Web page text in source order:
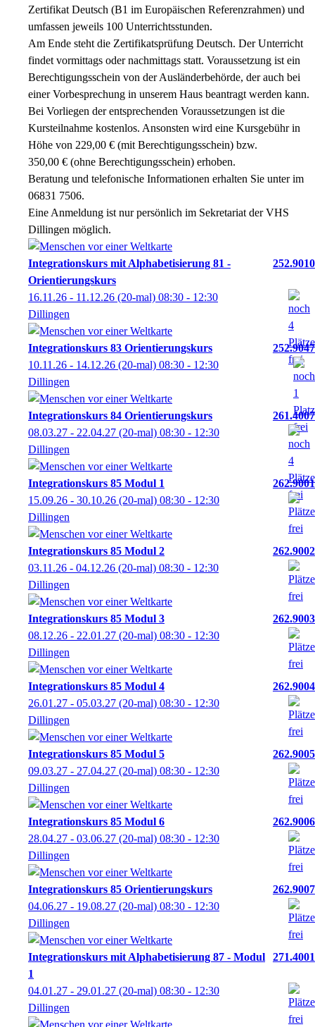
Zertifikat Deutsch (B1 im Europäischen Referenzrahmen) und
umfassen jeweils 100 Unterrichtsstunden.
Am Ende steht die Zertifikatsprüfung Deutsch. Der Unterricht
findet vormittags oder nachmittags statt. Voraussetzung ist ein
Berechtigungsschein von der Ausländerbehörde, der auch bei
einer Vorbesprechung in unserem Haus beantragt werden kann.
Bei Vorliegen der entsprechenden Voraussetzungen ist die
Kursteilnahme kostenlos. Ansonsten wird eine Kursgebühr in
Höhe von 229,00 € (mit Berechtigungsschein) bzw.
350,00 € (ohne Berechtigungsschein) erhoben.
Beratung und telefonische Informationen erhalten Sie unter im
06831 7506.
Eine Anmeldung ist nur persönlich im Sekretariat der VHS
Dillingen möglich.
Integrationskurs mit Alphabetisierung 81 -
Orientierungskurs
252.9010
16.11.26 - 11.12.26 (20-mal) 08:30 - 12:30
Dillingen
Integrationskurs 83 Orientierungskurs
252.9047
10.11.26 - 14.12.26 (20-mal) 08:30 - 12:30
Dillingen
Integrationskurs 84 Orientierungskurs
261.4007
08.03.27 - 22.04.27 (20-mal) 08:30 - 12:30
Dillingen
Integrationskurs 85 Modul 1
262.9001
15.09.26 - 30.10.26 (20-mal) 08:30 - 12:30
Dillingen
Integrationskurs 85 Modul 2
262.9002
03.11.26 - 04.12.26 (20-mal) 08:30 - 12:30
Dillingen
Integrationskurs 85 Modul 3
262.9003
08.12.26 - 22.01.27 (20-mal) 08:30 - 12:30
Dillingen
Integrationskurs 85 Modul 4
262.9004
26.01.27 - 05.03.27 (20-mal) 08:30 - 12:30
Dillingen
Integrationskurs 85 Modul 5
262.9005
09.03.27 - 27.04.27 (20-mal) 08:30 - 12:30
Dillingen
Integrationskurs 85 Modul 6
262.9006
28.04.27 - 03.06.27 (20-mal) 08:30 - 12:30
Dillingen
Integrationskurs 85 Orientierungskurs
262.9007
04.06.27 - 19.08.27 (20-mal) 08:30 - 12:30
Dillingen
Integrationskurs mit Alphabetisierung 87 - Modul
1
271.4001
04.01.27 - 29.01.27 (20-mal) 08:30 - 12:30
Dillingen